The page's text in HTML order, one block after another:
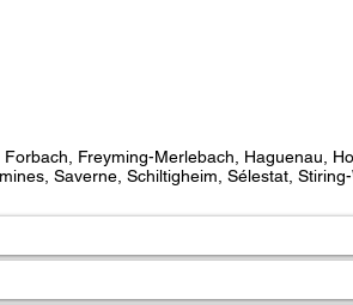
Freyming-Merlebach, Haguenau,
Saverne, Schiltigheim, Sélestat,